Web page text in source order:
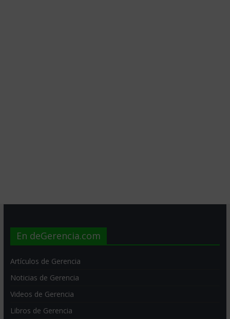
En deGerencia.com
Artículos de Gerencia
Noticias de Gerencia
Videos de Gerencia
Libros de Gerencia